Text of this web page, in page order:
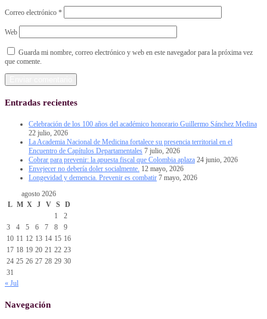
Correo electrónico *
Web
Guarda mi nombre, correo electrónico y web en este navegador para la próxima vez
que comente.
Entradas recientes
Celebración de los 100 años del académico honorario Guillermo Sánchez Medina
22 julio, 2026
La Academia Nacional de Medicina fortalece su presencia territorial en el
Encuentro de Capítulos Departamentales 7 julio, 2026
Cobrar para prevenir: la apuesta fiscal que Colombia aplaza 24 junio, 2026
Envejecer no debería doler socialmente. 12 mayo, 2026
Longevidad y demencia. Prevenir es combatir 7 mayo, 2026
agosto 2026
L M X J V S
D
1
2
3
4 5 6 7 8
9
10 11 12 13 14 15 16
17 18 19 20 21 22 23
24 25 26 27 28 29 30
31
« Jul
Navegación